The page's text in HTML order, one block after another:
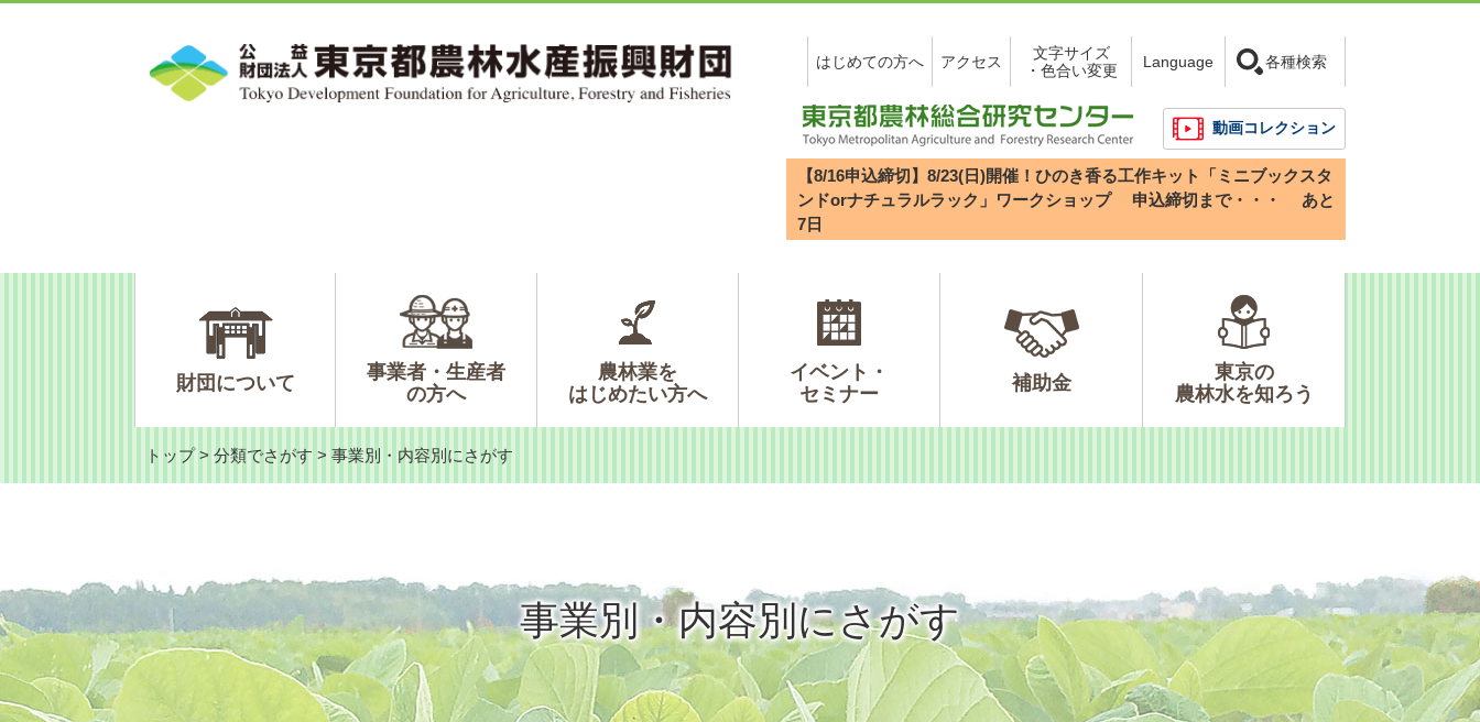
文
はじめての方へ アクセス
文字サイズ
・色合い変更
Language 各種検索
動画コレクション
【8/16申込締切】8/23(日)開催！ひのき香る工作キット「ミニブックスタ
ンドorナチュラルラック」ワークショップ
申込締切まで・・・
あと
7 日
財団について
事業者・生産者
の方へ
農林業を
はじめたい方へ
イベント・
セミナー
補助金
東京の
農林水を知ろう
トップ > 分類でさがす > 事業別・内容別にさがす
事業別・内容別にさがす